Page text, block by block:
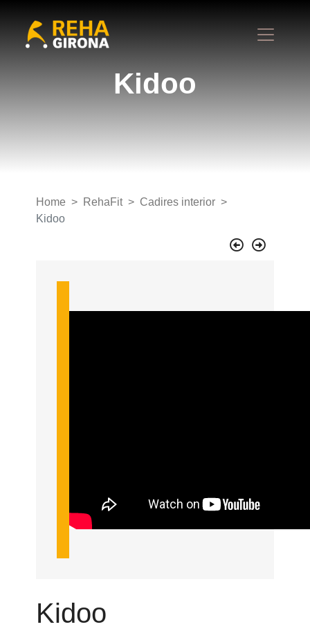
Kidoo
Home RehaFit
Cadires interior
Kidoo
Kidoo